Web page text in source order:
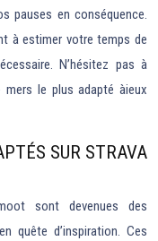
pauses en conséquence.
à estimer votre temps de
N’hésitez pas à
le plus adapté àieux
SUR STRAVA
sont devenues des
quête d’inspiration. Ces